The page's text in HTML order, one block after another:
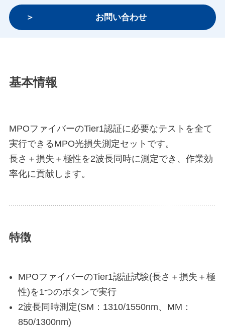
お問い合わせ
基本情報
MPOファイバーのTier1認証に必要なテストを全て
実行できるMPO光損失測定セットです。
長さ＋損失＋極性を2波長同時に測定でき、作業効
率化に貢献します。
特徴
MPOファイバーのTier1認証試験(長さ＋損失＋極
性)を1つのボタンで実行
2波長同時測定(SM：1310/1550nm、MM：
850/1300nm)